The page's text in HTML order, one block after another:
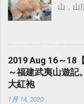
山，山
昆族
山頂擁
眼樹
野佳
業道路
2019 Aug 16～18
～福建武夷山遊記
大紅袍
1月 14, 2020